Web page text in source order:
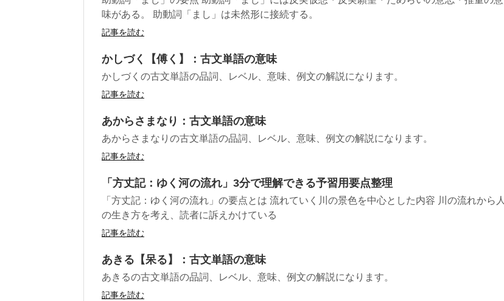
味がある。 助動詞「まし」は未然形に接続する。
記事を読む
かしづく【傅く】：古文単語の意味
かしづくの古文単語の品詞、レベル、意味、例文の解説になります。
記事を読む
あからさまなり：古文単語の意味
あからさまなりの古文単語の品詞、レベル、意味、例文の解説になります。
記事を読む
「方丈記：ゆく河の流れ」3分で理解できる予習用要点整理
「方丈記：ゆく河の流れ」の要点とは 流れていく川の景色を中心とした内容 川の流れから人
の生き方を考え、読者に訴えかけている
記事を読む
あきる【呆る】：古文単語の意味
あきるの古文単語の品詞、レベル、意味、例文の解説になります。
記事を読む